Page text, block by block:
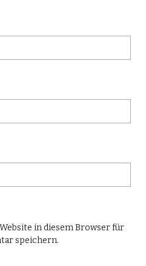
in diesem Browser für
speichern.